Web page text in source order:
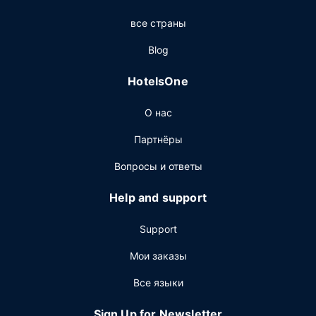
предоставляет дополнительные услуги и удобства:
услуги по проведению бракосочетаний и банкетный
этом ресторане также есть бар/лаунж. Тем, кому не
хочется покидать свой номер, предлагается
обслуживание номеров. Завтрак (с собой)
предлагается по будням с 6:30 до 10:30 за
Другие особенности
(проводной) интернет (за дополнительную плату),
круглосуточный бизнес-центр и ускоренная
или развлекательное мероприятие, отель предлагает
все страны
Blog
HotelsOne
О нас
Партнёры
Вопросы и ответы
Help and support
Support
Мои заказы
Все языки